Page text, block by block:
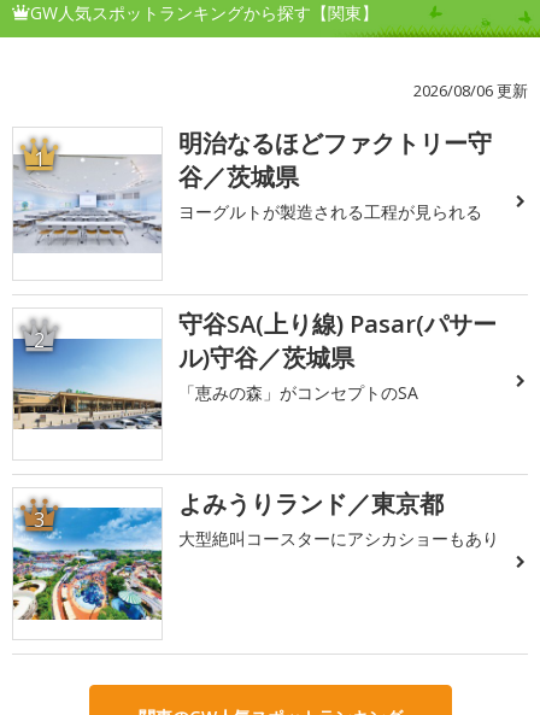
GW人気スポットランキングから探す【関東】
2026/08/06 更新
1
明治なるほどファクトリー守
谷／茨城県
ヨーグルトが製造される工程が見られる
2
守谷SA(上り線) Pasar(パサー
ル)守谷／茨城県
「恵みの森」がコンセプトのSA
3 よみうりランド／東京都
大型絶叫コースターにアシカショーもあり